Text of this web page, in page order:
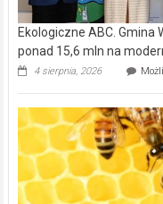
Ekologiczne ABC.
ponad 15,6 mln na
4 sierpnia, 2026